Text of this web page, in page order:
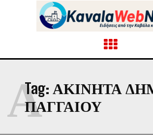
Tag: ΑΚΊΝΗΤΑ
ΠΑΓΓΑΊΟΥ
Α